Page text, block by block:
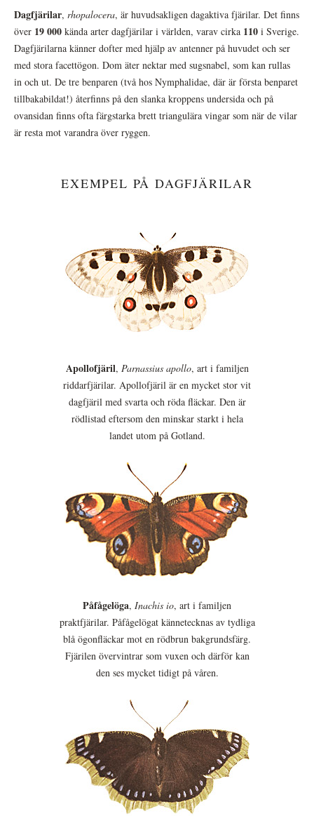
Dagfjärilar, rhopalocera, är huvudsakligen dagaktiva fjärilar. Det finns
över 19 000 kända arter dagfjärilar i världen, varav cirka 110 i Sverige.
Dagfjärilarna känner dofter med hjälp av antenner på huvudet och ser
med stora facettögon. Dom äter nektar med sugsnabel, som kan rullas
in och ut. De tre benparen (två hos Nymphalidae, där är första benparet
tillbakabildat!) återfinns på den slanka kroppens undersida och på
ovansidan finns ofta färgstarka brett triangulära vingar som när de vilar
är resta mot varandra över ryggen.
EXEMPEL PÅ DAGFJÄRILAR
Apollofjäril, Parnassius apollo, art i familjen
riddarfjärilar. Apollofjäril är en mycket stor vit
dagfjäril med svarta och röda fläckar. Den är
rödlistad eftersom den minskar starkt i hela
landet utom på Gotland.
Påfågelöga, Inachis io, art i familjen
praktfjärilar. Påfågelögat kännetecknas av tydliga
blå ögonfläckar mot en rödbrun bakgrundsfärg.
Fjärilen övervintrar som vuxen och därför kan
den ses mycket tidigt på våren.